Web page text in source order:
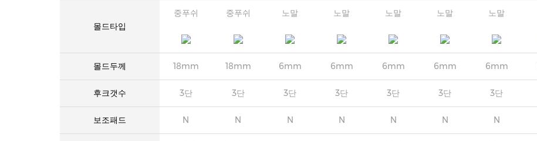
몰드타입
중푸쉬 중푸쉬 노말 노말 노말 노말 노말
몰드두께 18mm 18mm 6mm 6mm 6mm 6mm 6mm
후크갯수 3단 3단 3단 3단 3단 3단 3단
보조패드 N N N N N N N